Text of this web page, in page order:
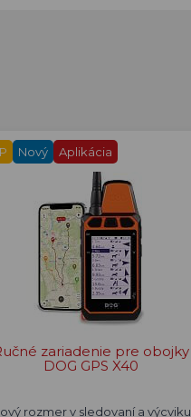
Nový Aplikácia
zariadenie pre obojky
DOG GPS X40
rozmer v sledovaní a výcviku